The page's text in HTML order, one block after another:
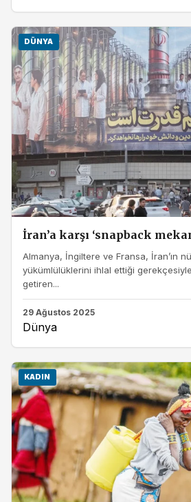
DÜNYA
İran’a karşı ‘snapback
Almanya, İngiltere ve Fransa, İran’ın
yükümlülüklerini ihlal ettiği gerekçesiyle
getiren...
29 Ağustos 2025
Dünya
KADIN